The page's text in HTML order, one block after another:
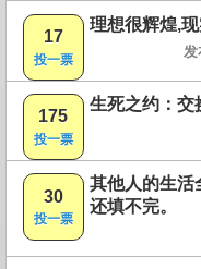
17
投一票
理想很辉煌,
发
175
投一票
生死之约：交
30
投一票
其他人的生活
还填不完。